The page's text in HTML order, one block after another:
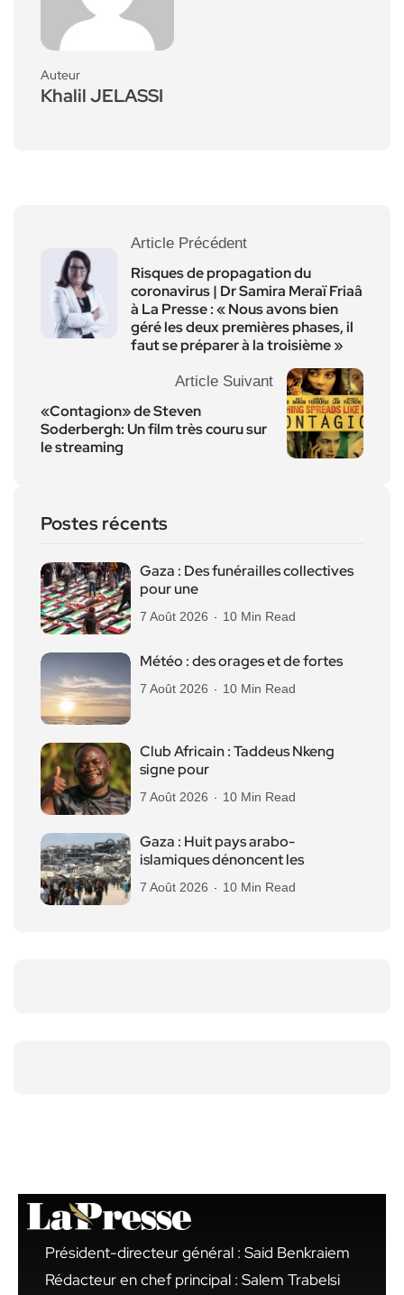
Auteur
Khalil JELASSI
Article Précédent
Risques de propagation du
coronavirus | Dr Samira Meraï Friaâ
à La Presse : « Nous avons bien
géré les deux premières phases, il
faut se préparer à la troisième »
Article Suivant
«Contagion» de Steven
Soderbergh: Un film très couru sur
le streaming
Postes récents
Gaza : Des funérailles collectives
pour une
7 Août 2026 10 Min Read
Météo : des orages et de fortes
7 Août 2026 10 Min Read
Club Africain : Taddeus Nkeng
signe pour
7 Août 2026 10 Min Read
Gaza : Huit pays arabo-
islamiques dénoncent les
7 Août 2026 10 Min Read
Président-directeur général : Said Benkraiem
Rédacteur en chef principal : Salem Trabelsi